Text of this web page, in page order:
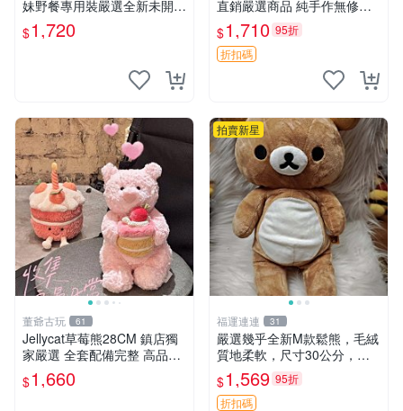
妹野餐專用裝嚴選全新未開
封，包含兩組大童款紙盒裝，
適合收藏與分享。 餅乾熊兄
$1,720
直銷嚴選商品 純手作無修圖
可收藏 郵差熊 Momo熊 標牌
商品
$1,710 95折
折扣碼
董爺古玩 61
Jellycat草莓熊28CM 鎮店獨
家嚴選 全套配備完整 高品質
收藏好物 紋章 玩具熊 定制熊
$1,660
拍賣新星
福運連連 31
嚴選幾乎全新M款鬆熊，毛絨
質地柔軟，尺寸30公分，做
工精緻可愛，適合收藏或贈送
親友。中古使用痕跡，手感依
然優良。 鬆熊 嬰熊 毛玩偶
$1,569 95折
折扣碼